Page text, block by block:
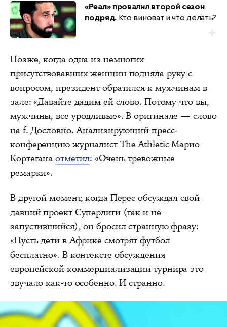
«Реал» провалил второй сезон
подряд.Кто виноват и что делать?
Позже, когда одна из немногих
присутствовавших женщин подняла руку с
вопросом, президент обратился к мужчинам в
зале: «Давайте дадим ей слово. Потому что вы,
мужчины, все уродливые». В оригинале — слово
на f. Дословно. Анализирующий пресс-
конференцию журналист The Athletic Марио
Кортеганаотметил: «Очень тревожные
ремарки».
В другой момент, когда Перес обсуждал свой
давний проект Суперлиги (так и не
запустившийся), он бросил странную фразу:
«Пусть дети в Африке смотрят футбол
бесплатно». В контексте обсуждения
европейской коммерциализации турнира это
звучало как-то особенно. И странно.